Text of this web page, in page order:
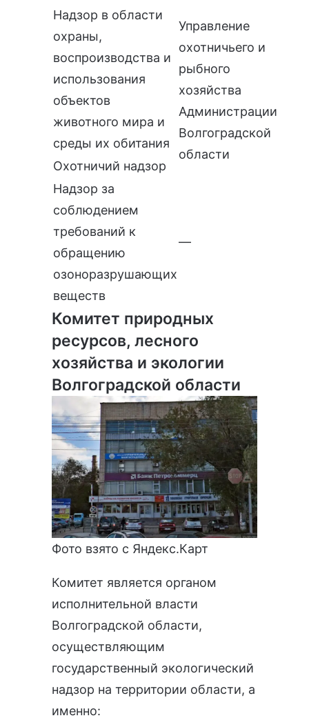
Надзор в области
охраны,
воспроизводства и
использования
объектов
животного мира и
среды их обитания
Управление
охотничьего и
рыбного
хозяйства
Администрации
Волгоградской
области
Охотничий надзор
Надзор за
соблюдением
требований к
обращению
озоноразрушающих
веществ
—
Комитет природных
ресурсов, лесного
хозяйства и экологии
Волгоградской области
Фото взято с Яндекс.Карт
Комитет является органом
исполнительной власти
Волгоградской области,
осуществляющим
государственный экологический
надзор на территории области, а
именно: